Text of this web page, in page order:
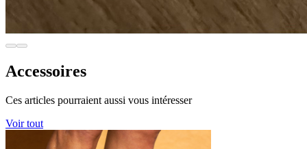
Accessoires
Ces articles pourraient aussi vous intéresser
Voir tout